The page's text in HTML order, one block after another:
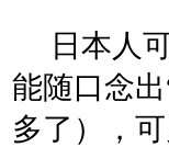
日本人可
能随口念
多了），